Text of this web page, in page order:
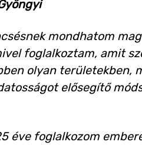
mondhatom
foglalkoztam, amit
olyan területekben,
elősegítő
éve foglalkozom